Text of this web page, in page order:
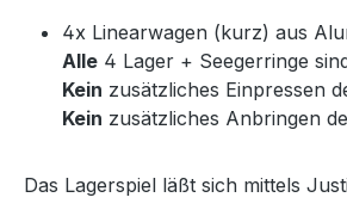
4x Linearwagen (kurz) aus
Alle 4 Lager + Seegerringe
Kein zusätzliches Einpressen
Kein zusätzliches Anbringen
Das Lagerspiel läßt sich mittels